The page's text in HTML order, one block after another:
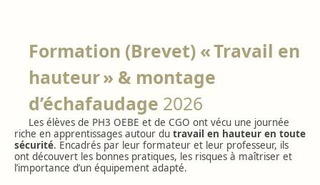
Formation (Brevet) « Travail en
hauteur » & montage
d’échafaudage 2026
Les élèves de PH3 OEBE et de CGO ont vécu une journée
riche en apprentissages autour du travail en hauteur en toute
sécurité. Encadrés par leur formateur et leur professeur, ils
ont découvert les bonnes pratiques, les risques à maîtriser et
l’importance d’un équipement adapté.